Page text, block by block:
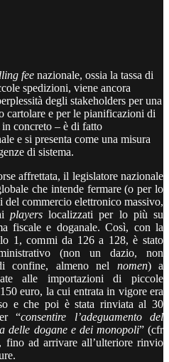
fee nazionale, ossia la tassa di
spedizioni, viene ancora
degli stakeholders per una
cartolare e per le pianificazioni di
concreto – è di fatto
e si presenta come una misura
di sistema.
affrettata, il legislatore nazionale
che intende fermare (o per lo
commercio elettronico massivo,
players localizzati per lo più su
fiscale e doganale. Così, con la
1, commi da 126 a 128, è stato
(non un dazio, non
confine, almeno nel nomen) a
alle importazioni di piccole
euro, la cui entrata in vigore era
e che poi è stata rinviata al 30
“consentire l’adeguamento del
delle dogane e dei monopoli” (cfr
fino ad arrivare all’ulteriore rinvio